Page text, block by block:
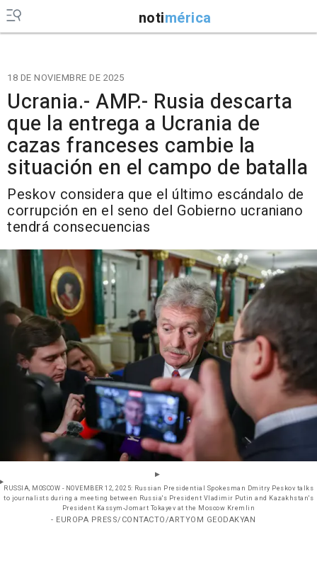
notimérica
18 DE NOVIEMBRE DE 2025
Ucrania.- AMP.- Rusia descarta
que la entrega a Ucrania de
cazas franceses cambie la
situación en el campo de batalla
Peskov considera que el último escándalo de
corrupción en el seno del Gobierno ucraniano
tendrá consecuencias
RUSSIA, MOSCOW - NOVEMBER 12, 2025: Russian Presidential Spokesman Dmitry Peskov talks
to journalists during a meeting between Russia's President Vladimir Putin and Kazakhstan's
President Kassym-Jomart Tokayev at the Moscow Kremlin
- EUROPA PRESS/CONTACTO/ARTYOM GEODAKYAN